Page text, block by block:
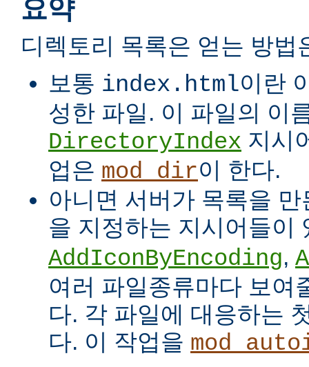
요약
디렉토리 목록은 얻는 방법
보통 index.html이란
성한 파일. 이 파일의 이
DirectoryIndex 지시
업은 mod_dir이 한다.
아니면 서버가 목록을
을 지정하는 지시어들이
AddIconByEncoding,
여러 파일종류마다 보여
다. 각 파일에 대응하는
다. 이 작업을